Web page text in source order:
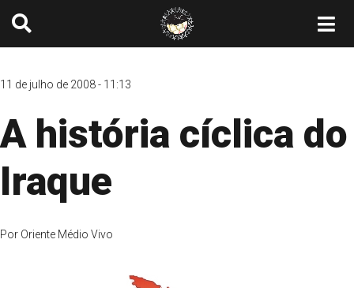
11 de julho de 2008 - 11:13
A história cíclica do
Iraque
Por Oriente Médio Vivo